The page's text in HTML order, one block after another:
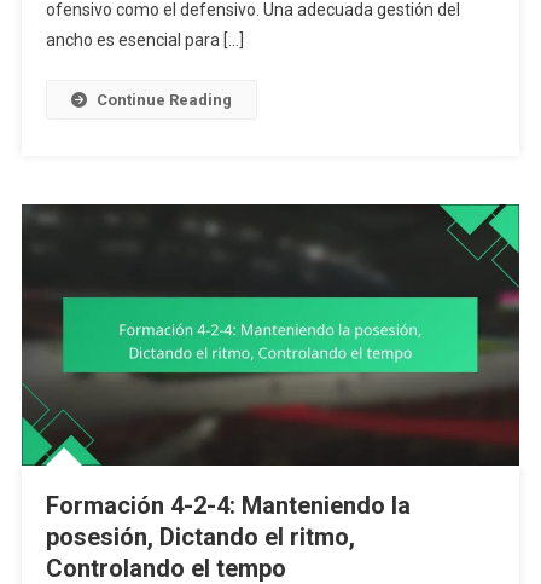
Técnicas
Sobrecarga
ofensivo como el defensivo. Una adecuada gestión del
ancho es esencial para […]
Continue Reading
Formación 4-2-4: Manteniendo la
posesión, Dictando el ritmo,
Controlando el tempo